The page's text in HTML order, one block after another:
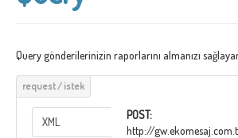
Query gönderilerinizin raporlarını almanızı
XML
POST:
http://